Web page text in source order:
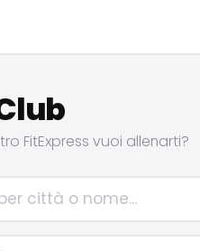
FitExpress vuoi allenarti?